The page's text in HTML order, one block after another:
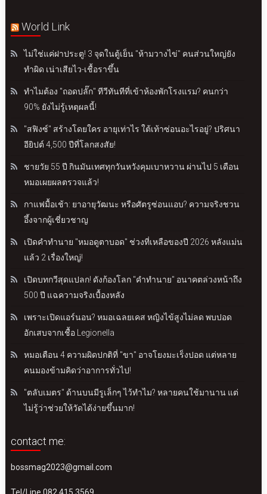
World Link
ไม่ใช่แค่ฝาประตู! 3 จุดในตู้เย็น "ห้ามวางไข่" คนส่วนใหญ่ยัง
ทำผิด เน่าเสียไว-เชื้อราขึ้น
ทำไมต้อง "ถอดปลั๊ก" ทีวีทันทีที่เข้าห้องพักโรงแรม? คนกว่า
90% ยังไม่รู้เหตุผลนี้!
"สฟิงซ์" สร้างโดยใคร อายุเท่าไร ใต้เท้าซ่อนอะไรอยู่? ปริศนา
อียิปต์ 4,500 ปีที่โลกสงสัย!
ชายวัย 55 ปี กินมันเทศทุกวันหวังคุมเบาหวาน ผ่านไป 5 เดือน
หมอเผยผลตรวจแล้ว!
กาแฟมื้อเช้า: ยาอายุวัฒนะ หรือศัตรูซ่อนแอบ? ความจริงชวน
อึ้งจากผู้เชี่ยวชาญ
เปิดคำทำนาย "หมอดูตาบอด" ช่วงที่เหลือของปี 2026 หลังแม่น
แล้ว 2 เรื่องใหญ่!
เปิดบทกวีสุดแปลก! ดังก้องโลก "คำทำนาย" อนาคตล่วงหน้าถึง
500 ปี แฉความจริงเบื้องหลัง
เพราะเปิดแอร์นอน? หมอเฉลยเคส หญิงไข้สูงไม่ลด พบปอด
อักเสบจากเชื้อ Legionella
หมอเตือน 4 ความผิดปกติที่ "ขา" อาจโยงมะเร็งปอด แต่หลาย
คนมองข้ามคิดว่าอาการทั่วไป!
"ตลับเมตร" ด้านบนมีรูเล็กๆ ไว้ทำไม? หลายคนใช้มานาน แต่
ไม่รู้ว่าช่วยให้วัดได้ง่ายขึ้นมาก!
contact me:
bossmag2023@gmail.com